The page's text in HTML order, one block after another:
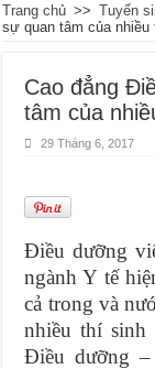
Trang chủ >> Tuyển
sự quan tâm của nhiều
Cao đẳng
tâm của
29 Tháng 6, 2017
Điều dưỡng
ngành Y tế
cả trong và
nhiều thí sinh
Điều dưỡng –